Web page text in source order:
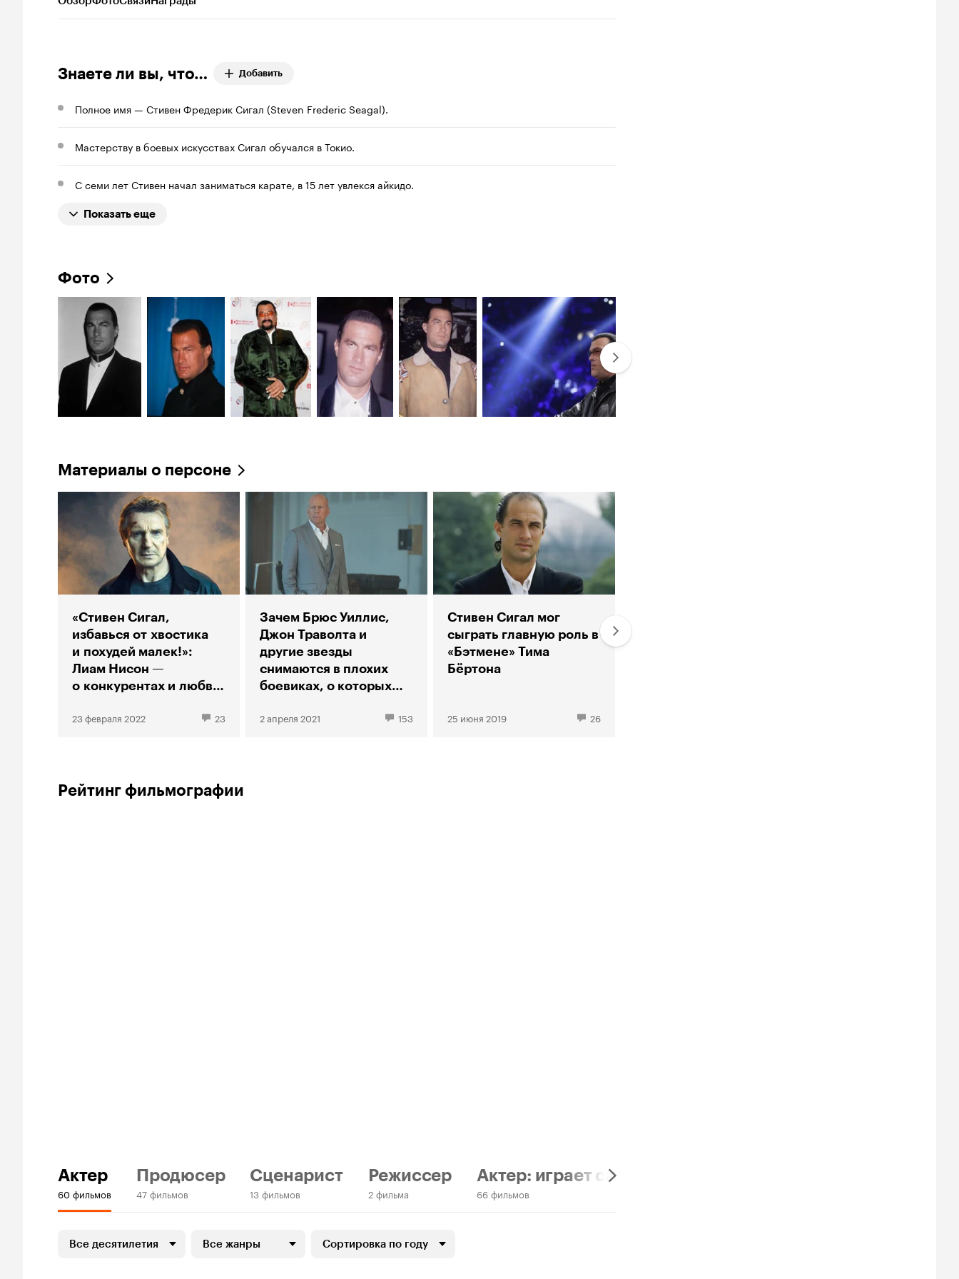
Знаете ли вы, что… Добавить
Полное имя — Стивен Фредерик Сигал (Steven Frederic Seagal).
Мастерству в боевых искусствах Сигал обучался в Токио.
С семи лет Стивен начал заниматься карате, в 15 лет увлекся айкидо.
Показать еще
Фото
Материалы о персоне
«Стивен Сигал,
избавься от хвостика
и похудей малек!»:
Лиам Нисон —
о конкурентах и любви
23 февраля 2022 23
Зачем Брюс Уиллис,
Джон Траволта и
другие звезды
снимаются в плохих
боевиках, о которых
2 апреля 2021 153
Стивен Сигал мог
сыграть главную роль в
«Бэтмене» Тима
Бёртона
25 июня 2019 26
Рейтинг фильмографии
Актер
60 фильмов
Продюсер
47 фильмов
Сценарист
13 фильмов
Режиссер
2 фильма
Актер: играет самого себя
66 фильмов
Все десятилетия Все жанры Сортировка по году